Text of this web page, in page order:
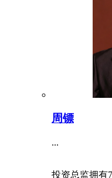
周镖
...
投资总监拥有